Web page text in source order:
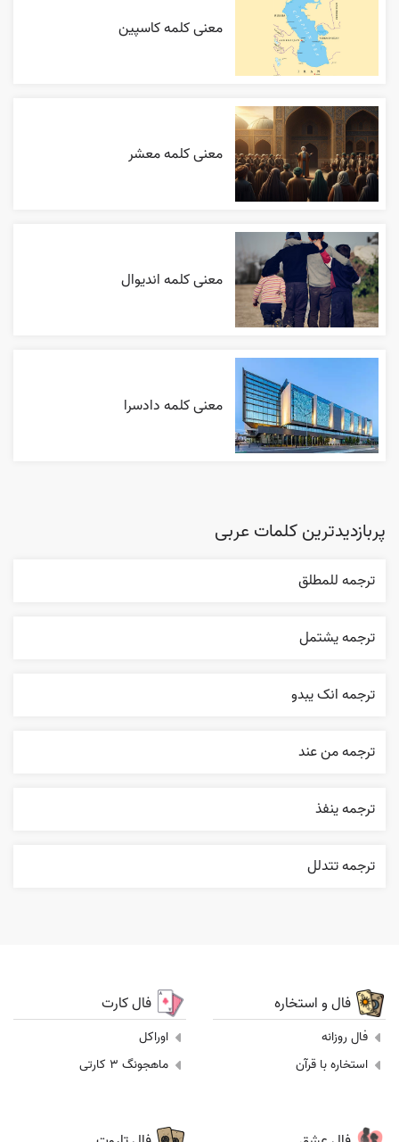
معنی کلمه کاسپین
معنی کلمه معشر
معنی کلمه اندیوال
معنی کلمه دادسرا
پربازدیدترین کلمات عربی
ترجمه للمطلق
ترجمه يشتمل
ترجمه انک يبدو
ترجمه من عند
ترجمه ينفذ
ترجمه تتدلل
فال و استخاره
فال روزانه
استخاره با قرآن
فال کارت
اوراکل
ماهجونگ 3 کارتی